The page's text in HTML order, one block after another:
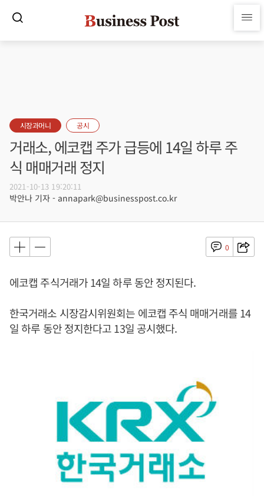
시장과머니 공시
거래소, 에코캡 주가 급등에 14일 하루 주
식 매매거래 정지
2021-10-13 19:20:11
박안나 기자 - annapark@businesspost.co.kr
0
에코캡 주식거래가 14일 하루 동안 정지된다.
한국거래소 시장감시위원회는 에코캡 주식 매매거래를 14
일 하루 동안 정지한다고 13일 공시했다.